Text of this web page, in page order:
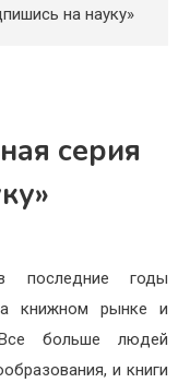
на науку»
серия
в последние годы
книжном рынке и
больше людей
и книги